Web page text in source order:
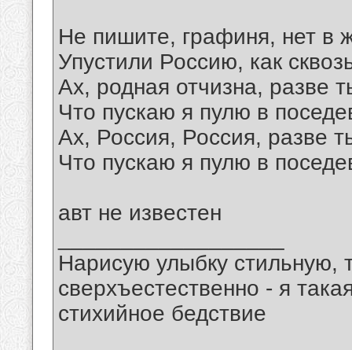
Не пишите, графиня, нет в
Упустили Россию, как
Ах, родная отчизна, разве
Что пускаю я пулю в
Ах, Россия, Россия, разве
Что пускаю я пулю в
авт не известен
Нарисую улыбку стильную,
сверхъестественно - я
стихийное бедствие